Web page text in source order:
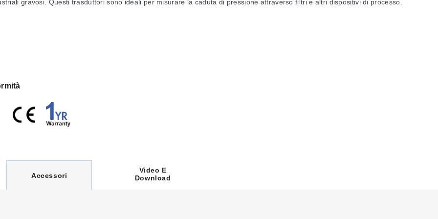
gravosi. Questi trasduttori sono ideali per misurare la caduta di pressione attraverso filtri e altri dispositivi di processo.
C
Accessori
Video E
Download